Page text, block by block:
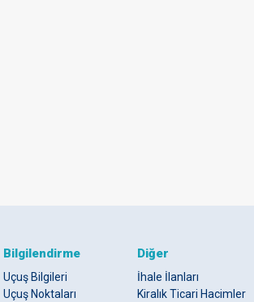
Bilgilendirme
Uçuş Bilgileri
Uçuş Noktaları
Diğer
İhale İlanları
Kiralık Ticari Hacimler